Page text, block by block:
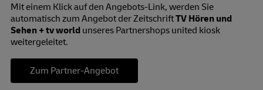
Mit einem Klick auf den Angebots-Link, werden Sie
automatisch zum Angebot der ZeitschriftTV Hören und
Sehen + tv world unseres Partnershops united kiosk
weitergeleitet.
Zum Partner-Angebot